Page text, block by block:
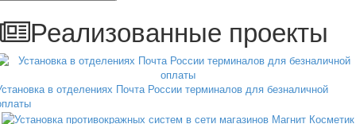
Реализованные проекты
в отделениях Почта России терминалов для безналичной